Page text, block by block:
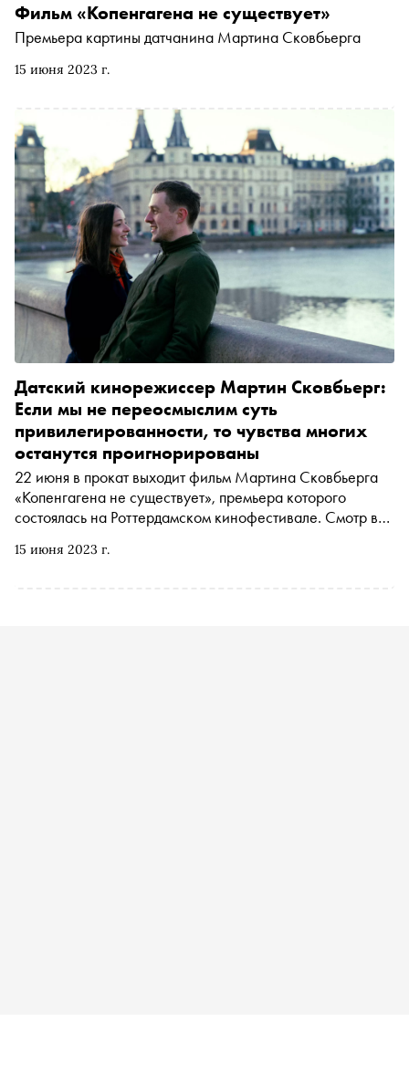
15 июня 2023 г.
Фильм «Копенгагена не существует»
Премьера картины датчанина Мартина Сковбьерга
15 июня 2023 г.
Датский кинорежиссер Мартин Сковбьерг:
Если мы не переосмыслим суть
привилегированности, то чувства многих
останутся проигнорированы
22 июня в прокат выходит фильм Мартина Сковбьерга
«Копенгагена не существует», премьера которого
состоялась на Роттердамском кинофестивале. Смотр в
подающих большие надежды молодых режиссеров.